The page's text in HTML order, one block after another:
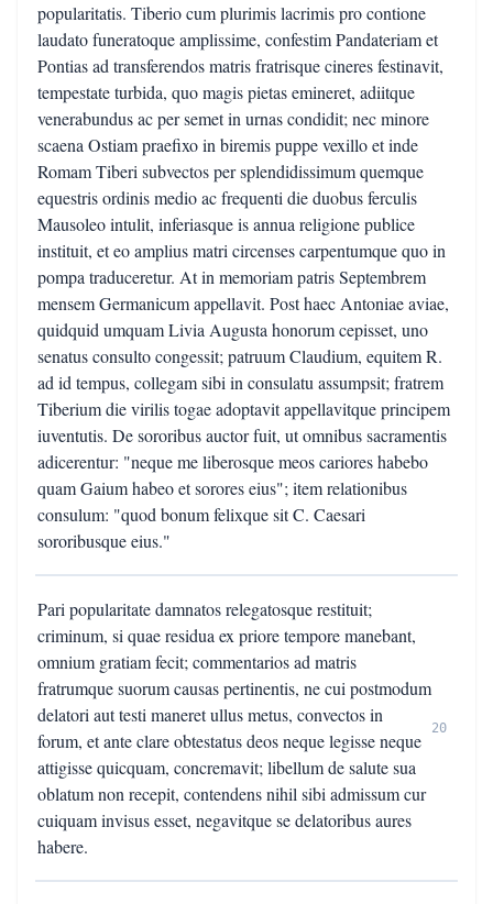
popularitatis. Tiberio cum plurimis lacrimis pro contione
laudato funeratoque amplissime, confestim Pandateriam et
Pontias ad transferendos matris fratrisque cineres festinavit,
tempestate turbida, quo magis pietas emineret, adiitque
venerabundus ac per semet in urnas condidit; nec minore
scaena Ostiam praefixo in biremis puppe vexillo et inde
Romam Tiberi subvectos per splendidissimum quemque
equestris ordinis medio ac frequenti die duobus ferculis
Mausoleo intulit, inferiasque is annua religione publice
instituit, et eo amplius matri circenses carpentumque quo in
pompa traduceretur. At in memoriam patris Septembrem
mensem Germanicum appellavit. Post haec Antoniae aviae,
quidquid umquam Livia Augusta honorum cepisset, uno
senatus consulto congessit; patruum Claudium, equitem R.
ad id tempus, collegam sibi in consulatu assumpsit; fratrem
Tiberium die virilis togae adoptavit appellavitque principem
iuventutis. De sororibus auctor fuit, ut omnibus sacramentis
adicerentur: "neque me liberosque meos cariores habebo
quam Gaium habeo et sorores eius"; item relationibus
consulum: "quod bonum felixque sit C. Caesari
sororibusque eius."
Pari popularitate damnatos relegatosque restituit;
criminum, si quae residua ex priore tempore manebant,
omnium gratiam fecit; commentarios ad matris
fratrumque suorum causas pertinentis, ne cui postmodum
delatori aut testi maneret ullus metus, convectos in
forum, et ante clare obtestatus deos neque legisse neque
attigisse quicquam, concremavit; libellum de salute sua
oblatum non recepit, contendens nihil sibi admissum cur
cuiquam invisus esset, negavitque se delatoribus aures
habere.
20